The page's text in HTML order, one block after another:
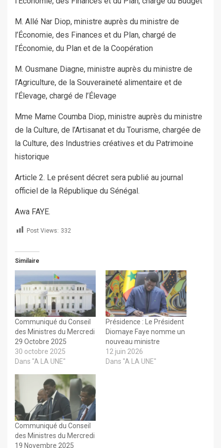
M. Allé Nar Diop, ministre auprès du ministre de
l’Économie, des Finances et du Plan, chargé de
l’Économie, du Plan et de la Coopération
M. Ousmane Diagne, ministre auprès du ministre de
l’Agriculture, de la Souveraineté alimentaire et de
l’Élevage, chargé de l’Élevage
Mme Mame Coumba Diop, ministre auprès du ministre
de la Culture, de l’Artisanat et du Tourisme, chargée de
la Culture, des Industries créatives et du Patrimoine
historique
Article 2. Le présent décret sera publié au journal
officiel de la République du Sénégal.
Awa FAYE.
Post Views: 332
Similaire
Communiqué du Conseil
des Ministres du Mercredi
29 Octobre 2025
30 octobre 2025
Dans "A LA UNE"
Présidence : Le Président
Diomaye Faye nomme un
nouveau ministre
12 juin 2026
Dans "A LA UNE"
Communiqué du Conseil
des Ministres du Mercredi
19 Novembre 2025